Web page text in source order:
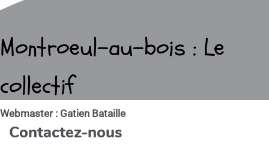
Montroeul-au-bois : Le
collectif
Webmaster : Gatien Bataille
Contactez-nous